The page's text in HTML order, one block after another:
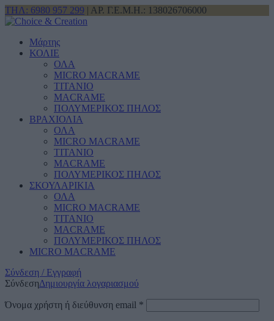
ΤΗΛ: 6980 957 299 | ΑΡ. Γ.Ε.Μ.Η.: 138026706000
Μάρτης
ΚΟΛΙΕ
ΟΛΑ
MICRO MACRAME
ΤΙΤΑΝΙΟ
MACRAME
ΠΟΛΥΜΕΡΙΚΟΣ ΠΗΛΟΣ
ΒΡΑΧΙΟΛΙΑ
ΟΛΑ
MICRO MACRAME
ΤΙΤΑΝΙΟ
MACRAME
ΠΟΛΥΜΕΡΙΚΟΣ ΠΗΛΟΣ
ΣΚΟΥΛΑΡΙΚΙΑ
ΟΛΑ
MICRO MACRAME
ΤΙΤΑΝΙΟ
MACRAME
ΠΟΛΥΜΕΡΙΚΟΣ ΠΗΛΟΣ
MICRO MACRAME
Σύνδεση / Εγγραφή
ΣύνδεσηΔημιουργία λογαριασμού
Όνομα χρήστη ή διεύθυνση email *